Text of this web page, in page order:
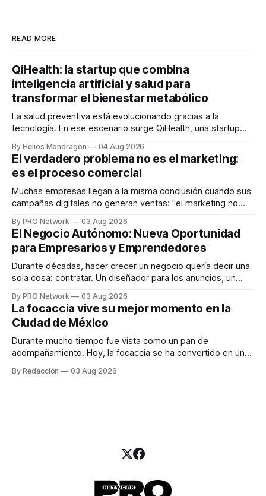
READ MORE
QiHealth: la startup que combina
inteligencia artificial y salud para
transformar el bienestar metabólico
La salud preventiva está evolucionando gracias a la
tecnología. En ese escenario surge QiHealth, una startup
dispositivos inteligentes, inteligencia artificial y monitoreo
en tiempo real para ayudar a las personas a tomar mejores
decisiones sobre su salud metabólica. Su propuesta busca
responder
By Helios Mondragon 04 Aug 2026
El verdadero problema no es el marketing:
es el proceso comercial
Muchas empresas llegan a la misma conclusión cuando sus
campañas digitales no generan ventas: "el marketing no
INTERIUS, el problema suele estar en otro lugar. Durante
una entrevista para el podcast SER PRO, el especialista en
marketing digital explicó que
By PRO Network 03 Aug 2026
El Negocio Autónomo: Nueva Oportunidad
para Empresarios y Emprendedores
Durante décadas, hacer crecer un negocio quería decir una
sola cosa: contratar. Un diseñador para los anuncios, un
para los textos, alguien que supiera de publicidad digital
para encontrar prospectos, un vendedor para atender
llamadas y mensajes, y —con suerte— una persona
By PRO Network 03 Aug 2026
La focaccia vive su mejor momento en la
Ciudad de México
Durante mucho tiempo fue vista como un pan de
acompañamiento. Hoy, la focaccia se ha convertido en uno
artesanal, ingredientes de calidad y experiencias que
By Redacción 03 Aug 2026